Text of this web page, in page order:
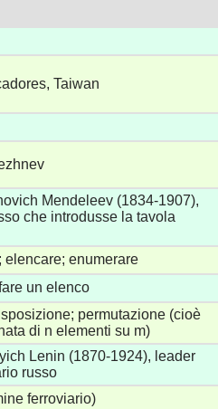
Taiwan
Mendeleev (1834-1907),
che introdusse la tavola
elencare; enumerare
un elenco
permutazione (cioè
di n elementi su m)
Lenin (1870-1924), leader
russo
ferroviario)